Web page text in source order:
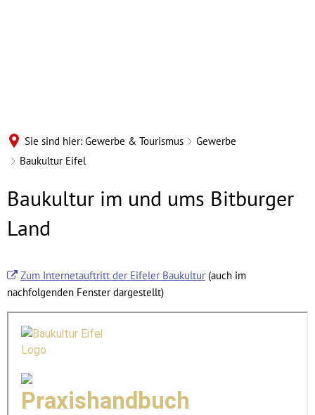
Sie sind hier: Gewerbe & Tourismus
Gewerbe
Baukultur Eifel
Baukultur
Eifel
Baukultur im und ums Bitburger
Land
Zum Internetauftritt der Eifeler Baukultur(auch im
nachfolgenden Fenster dargestellt)